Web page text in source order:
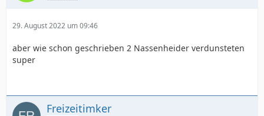
29. August 2022 um 09:46
aber wie schon geschrieben 2 Nassenheider verdunsteten
super
Freizeitimker